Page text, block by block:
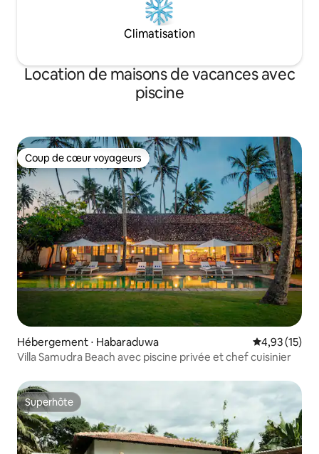
Climatisation
Location de maisons de vacances avec
piscine
Coup de cœur voyageurs
Coup de cœur voyageurs
Hébergement ⋅ Habaraduwa Évaluation
4,93 (15)
Villa Samudra Beach avec piscine privée et chef cuisinier
Superhôte
Superhôte